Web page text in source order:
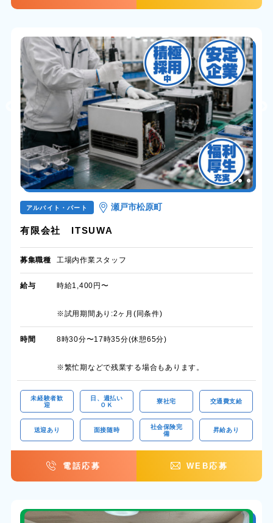
アルバイト・パート 瀬戸市松原町
有限会社 ITSUWA
募集職種 工場内作業スタッフ
給与 時給1,400円〜
※試用期間あり:2ヶ月(同条件)
時間 8時30分〜17時35分(休憩65分)
※繁忙期などで残業する場合もあります。
未経験者歓
迎
日、週払い
ＯＫ
寮社宅 交通費支給
送迎あり 面接随時
社会保険完
備
昇給あり
電話応募 WEB応募